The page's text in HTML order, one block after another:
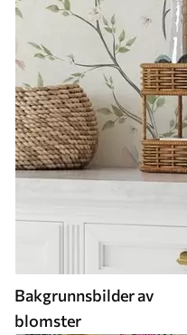
Bakgrunnsbilder av
blomster